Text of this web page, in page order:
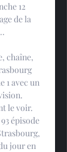
12
de la
chaîne,
1 avec un
le voir.
épisode
jour en